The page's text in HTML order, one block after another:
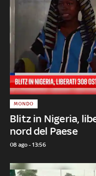
Blitz in Nigeria,
nord del Paese
MONDO
08 ago - 13:56